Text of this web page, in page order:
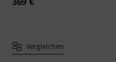
Vergleichen